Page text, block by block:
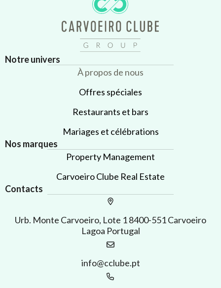
Notre univers
À propos de nous
Offres spéciales
Restaurants et bars
Mariages et célébrations
Nos marques
Property Management
Carvoeiro Clube Real Estate
Contacts
Urb. Monte Carvoeiro, Lote 1 8400-551 Carvoeiro
Lagoa Portugal
info@cclube.pt